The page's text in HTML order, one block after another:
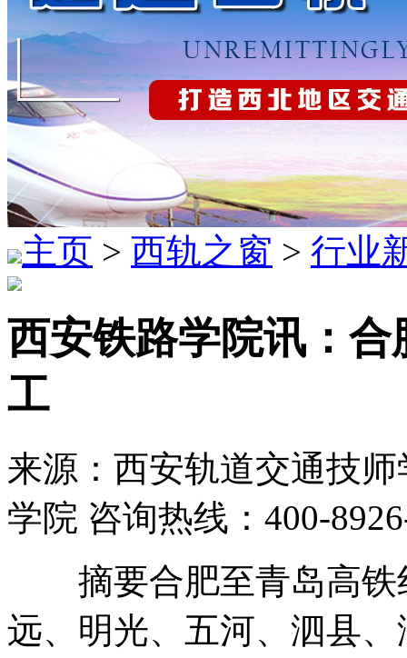
主页 > 西轨之窗 > 行业
西安铁路学院讯：
工
来源：西安轨道交通技
学院 咨询热线：400-
摘要合肥至青岛高铁
远、明光、五河、泗县